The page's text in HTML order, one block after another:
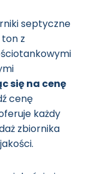
septyczne
z
się na cenę
cenę
każdy
zbiornika